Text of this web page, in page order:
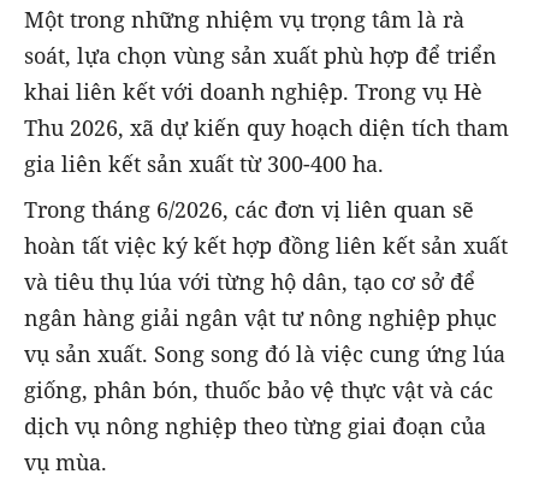
Một trong những nhiệm vụ trọng tâm là rà
soát, lựa chọn vùng sản xuất phù hợp để triển
khai liên kết với doanh nghiệp. Trong vụ Hè
Thu 2026, xã dự kiến quy hoạch diện tích tham
gia liên kết sản xuất từ 300-400 ha.
Trong tháng 6/2026, các đơn vị liên quan sẽ
hoàn tất việc ký kết hợp đồng liên kết sản xuất
và tiêu thụ lúa với từng hộ dân, tạo cơ sở để
ngân hàng giải ngân vật tư nông nghiệp phục
vụ sản xuất. Song song đó là việc cung ứng lúa
giống, phân bón, thuốc bảo vệ thực vật và các
dịch vụ nông nghiệp theo từng giai đoạn của
vụ mùa.